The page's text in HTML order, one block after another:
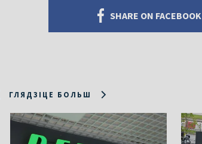
SHARE ON FACEBOOK
ГЛЯДЗІЦЕ БОЛЬШ